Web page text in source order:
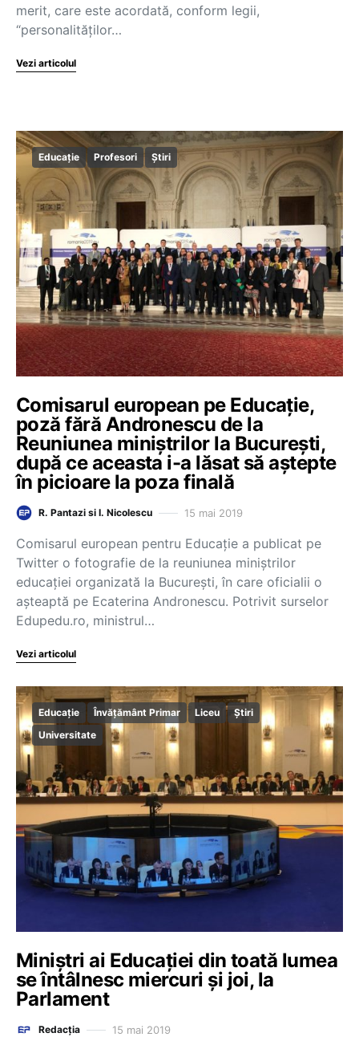
merit, care este acordată, conform legii,
“personalităților…
Vezi articolul
Educație Profesori Știri
Comisarul european pe Educație,
poză fără Andronescu de la
Reuniunea miniștrilor la București,
după ce aceasta i-a lăsat să aștepte
în picioare la poza finală
R. Pantazi si I. Nicolescu 15 mai 2019
Comisarul european pentru Educație a publicat pe
Twitter o fotografie de la reuniunea miniștrilor
educației organizată la București, în care oficialii o
așteaptă pe Ecaterina Andronescu. Potrivit surselor
Edupedu.ro, ministrul…
Vezi articolul
Educație Învățământ Primar Liceu
Știri
Universitate
Miniștri ai Educației din toată lumea
se întâlnesc miercuri și joi, la
Parlament
Redacția 15 mai 2019